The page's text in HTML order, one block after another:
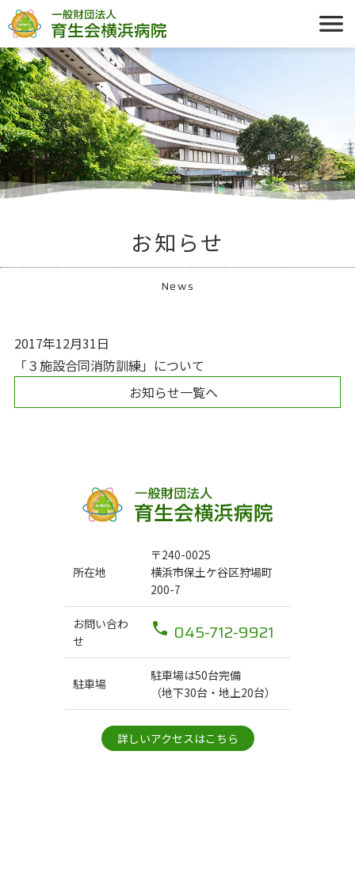
お知らせ
News
2017年12月31日
「３施設合同消防訓練」について
お知らせ一覧へ
所在地
〒240-0025
横浜市保土ケ谷区狩場町
200-7
お問い合わ
せ
045-712-9921
駐車場
駐車場は50台完備
（地下30台・地上20台）
詳しいアクセスはこちら